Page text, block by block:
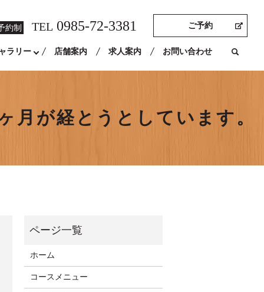
ラリー 店舗案内 求人案内 お問い合わせ
約制 TEL 0985-72-3381 ご予約
月が経とうとしています。
ホーム
コースメニュー